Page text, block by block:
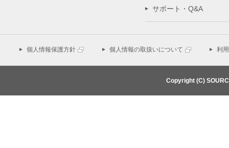
サポート・Q&A
個人情報保護方針 個人情報の取扱いについて 利
Copyright (C)